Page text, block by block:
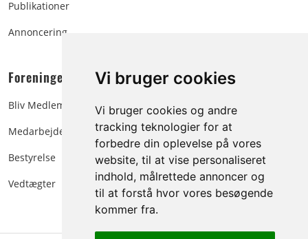
Vi bruger cookies
Vi bruger cookies og andre
tracking teknologier for at
forbedre din oplevelse på vores
website, til at vise personaliseret
indhold, målrettede annoncer og
til at forstå hvor vores besøgende
kommer fra.
Publikationer
Annoncering
Foreningen:
Bliv Medlem
Medarbejdere
Bestyrelse
Vedtægter